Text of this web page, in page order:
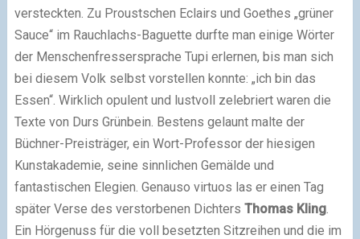
versteckten. Zu Proustschen Eclairs und Goethes „grüner
Sauce“ im Rauchlachs-Baguette durfte man einige Wörter
der Menschenfressersprache Tupi erlernen, bis man sich
bei diesem Volk selbst vorstellen konnte: „ich bin das
Essen“. Wirklich opulent und lustvoll zelebriert waren die
Texte von Durs Grünbein. Bestens gelaunt malte der
Büchner-Preisträger, ein Wort-Professor der hiesigen
Kunstakademie, seine sinnlichen Gemälde und
fantastischen Elegien. Genauso virtuos las er einen Tag
später Verse des verstorbenen Dichters Thomas Kling.
Ein Hörgenuss für die voll besetzten Sitzreihen und die im